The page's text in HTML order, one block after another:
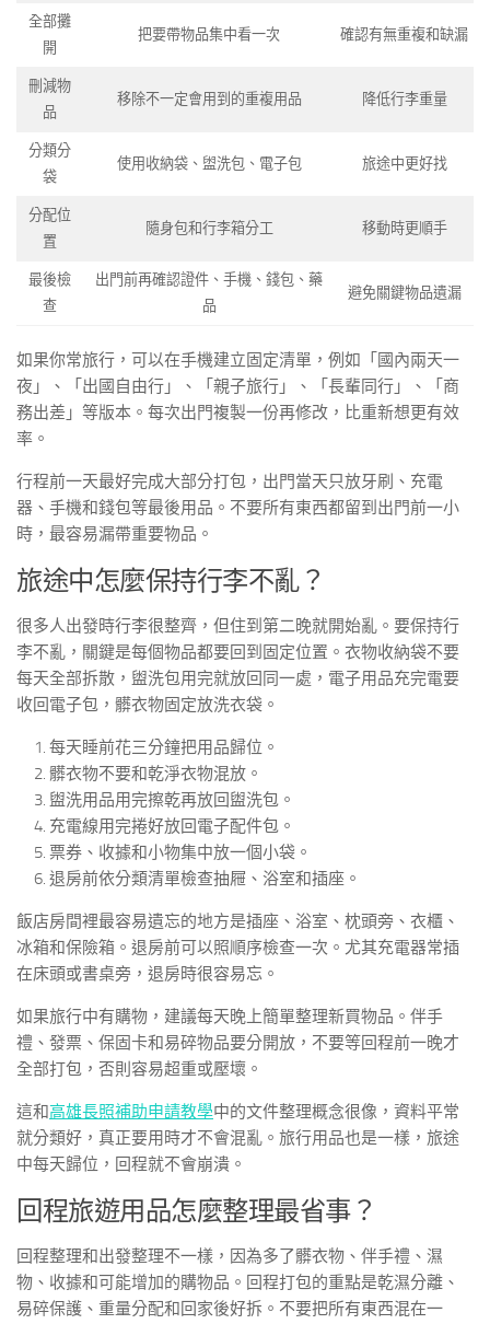
全部攤
開
把要帶物品集中看一次 確認有無重複和缺漏
刪減物
品
移除不一定會用到的重複用品 降低行李重量
分類分
袋
使用收納袋、盥洗包、電子包 旅途中更好找
分配位
置
隨身包和行李箱分工 移動時更順手
最後檢
查
出門前再確認證件、手機、錢包、藥
品
避免關鍵物品遺漏
如果你常旅行，可以在手機建立固定清單，例如「國內兩天一
夜」、「出國自由行」、「親子旅行」、「長輩同行」、「商
務出差」等版本。每次出門複製一份再修改，比重新想更有效
率。
行程前一天最好完成大部分打包，出門當天只放牙刷、充電
器、手機和錢包等最後用品。不要所有東西都留到出門前一小
時，最容易漏帶重要物品。
旅途中怎麼保持行李不亂？
很多人出發時行李很整齊，但住到第二晚就開始亂。要保持行
李不亂，關鍵是每個物品都要回到固定位置。衣物收納袋不要
每天全部拆散，盥洗包用完就放回同一處，電子用品充完電要
收回電子包，髒衣物固定放洗衣袋。
每天睡前花三分鐘把用品歸位。
髒衣物不要和乾淨衣物混放。
盥洗用品用完擦乾再放回盥洗包。
充電線用完捲好放回電子配件包。
票券、收據和小物集中放一個小袋。
退房前依分類清單檢查抽屜、浴室和插座。
飯店房間裡最容易遺忘的地方是插座、浴室、枕頭旁、衣櫃、
冰箱和保險箱。退房前可以照順序檢查一次。尤其充電器常插
在床頭或書桌旁，退房時很容易忘。
如果旅行中有購物，建議每天晚上簡單整理新買物品。伴手
禮、發票、保固卡和易碎物品要分開放，不要等回程前一晚才
全部打包，否則容易超重或壓壞。
這和高雄長照補助申請教學中的文件整理概念很像，資料平常
就分類好，真正要用時才不會混亂。旅行用品也是一樣，旅途
中每天歸位，回程就不會崩潰。
回程旅遊用品怎麼整理最省事？
回程整理和出發整理不一樣，因為多了髒衣物、伴手禮、濕
物、收據和可能增加的購物品。回程打包的重點是乾濕分離、
易碎保護、重量分配和回家後好拆。不要把所有東西混在一